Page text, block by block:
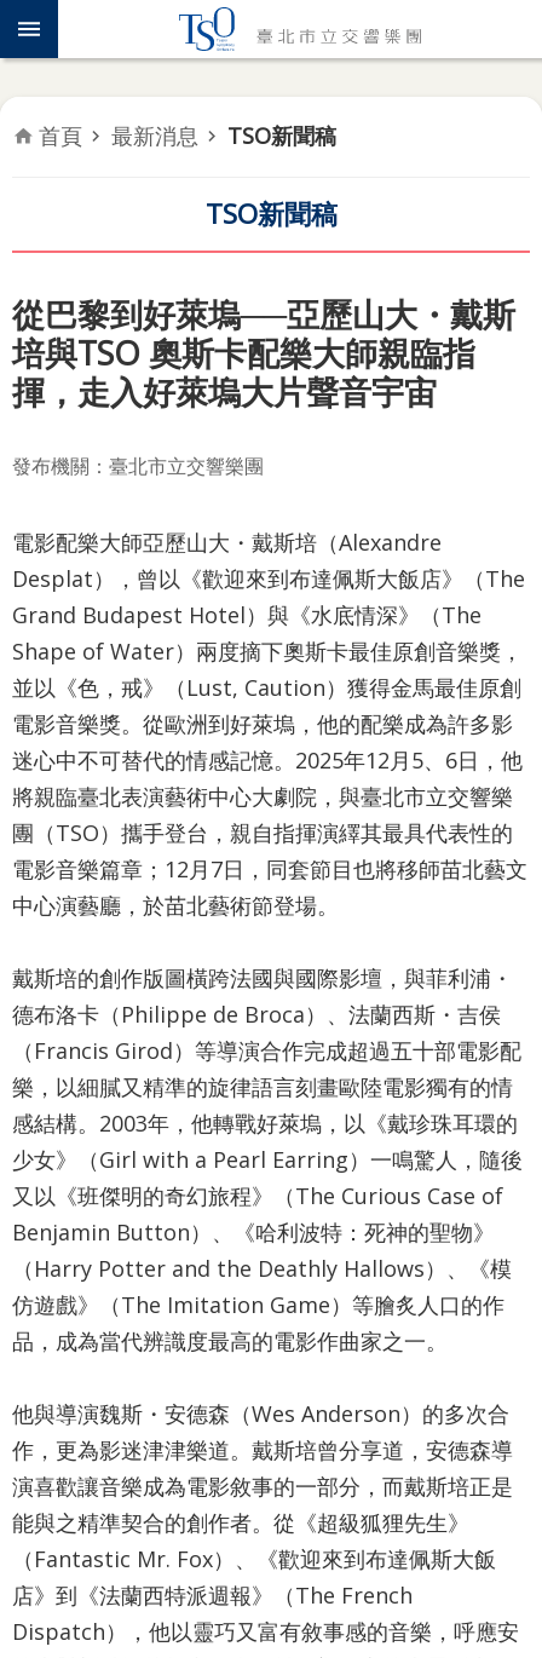
跳到主要內容區塊
認
識
年
音
樂
會
教
最
新
消
息
文
宣
品
及
出
版
品
政
資
訊
站
導
覽
English
陳
統
台北通
TaipeiPASS
雙
語
詞
首頁 最新消息 TSO新聞稿
TSO新聞稿
從巴黎到好萊塢──亞歷山大・戴斯
培與TSO 奧斯卡配樂大師親臨指
揮，走入好萊塢大片聲音宇宙
發布機關：臺北市立交響樂團
電影配樂大師亞歷山大・戴斯培（Alexandre
Desplat），曾以《歡迎來到布達佩斯大飯店》（The
Grand Budapest Hotel）與《水底情深》（The
Shape of Water）兩度摘下奧斯卡最佳原創音樂獎，
並以《色，戒》（Lust, Caution）獲得金馬最佳原創
電影音樂獎。從歐洲到好萊塢，他的配樂成為許多影
迷心中不可替代的情感記憶。2025年12月5、6日，他
將親臨臺北表演藝術中心大劇院，與臺北市立交響樂
團（TSO）攜手登台，親自指揮演繹其最具代表性的
電影音樂篇章；12月7日，同套節目也將移師苗北藝文
中心演藝廳，於苗北藝術節登場。
戴斯培的創作版圖橫跨法國與國際影壇，與菲利浦・
德布洛卡（Philippe de Broca）、法蘭西斯・吉侯
（Francis Girod）等導演合作完成超過五十部電影配
樂，以細膩又精準的旋律語言刻畫歐陸電影獨有的情
感結構。2003年，他轉戰好萊塢，以《戴珍珠耳環的
少女》（Girl with a Pearl Earring）一鳴驚人，隨後
又以《班傑明的奇幻旅程》（The Curious Case of
Benjamin Button）、《哈利波特：死神的聖物》
（Harry Potter and the Deathly Hallows）、《模
仿遊戲》（The Imitation Game）等膾炙人口的作
品，成為當代辨識度最高的電影作曲家之一。
他與導演魏斯・安德森（Wes Anderson）的多次合
作，更為影迷津津樂道。戴斯培曾分享道，安德森導
演喜歡讓音樂成為電影敘事的一部分，而戴斯培正是
能與之精準契合的創作者。從《超級狐狸先生》
（Fantastic Mr. Fox）、《歡迎來到布達佩斯大飯
店》到《法蘭西特派週報》（The French
Dispatch），他以靈巧又富有敘事感的音樂，呼應安